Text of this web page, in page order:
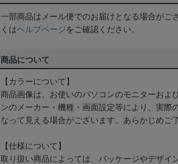
一部商品はメール便でのお届けとなる場合がご
くはヘルプページをご確認ください。
商品について
【カラーについて】
商品画像は、お使いのパソコンのモニターおよ
ンのメーカー・機種・画面設定等により、実際
なって見える場合がございます。あらかじめご
【仕様について】
取り扱い商品によっては、パッケージやデザイ